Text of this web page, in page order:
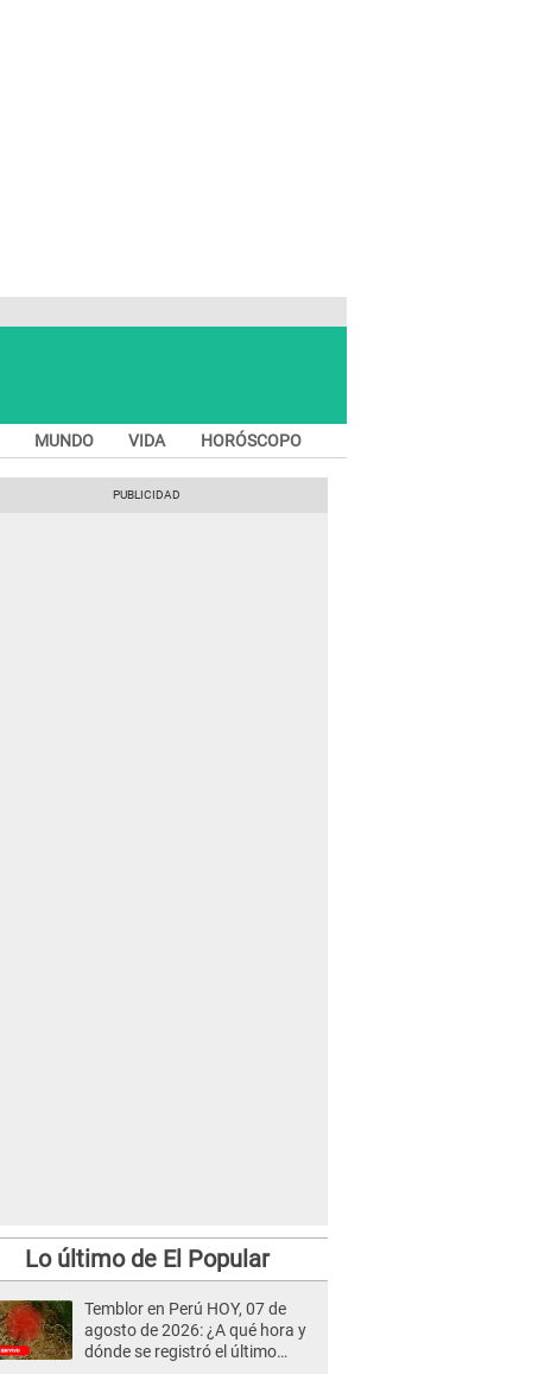
MUNDO VIDA HORÓSCOPO
Lo último de El Popular
Temblor en Perú HOY, 07 de
agosto de 2026: ¿A qué hora y
dónde se registró el último